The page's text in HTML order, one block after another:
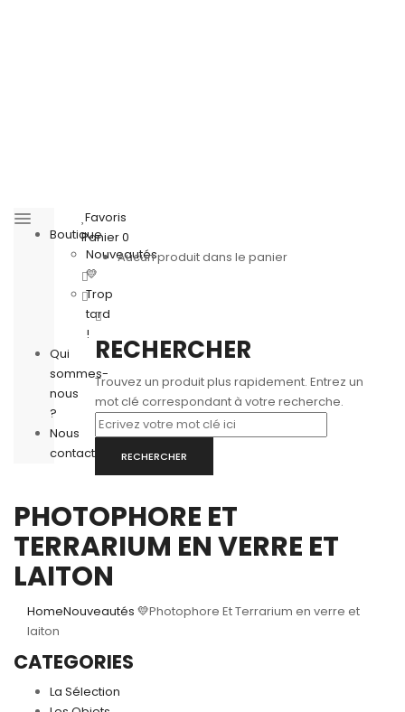
Boutique
Nouveautés
💛
Trop
tard
!
Qui
sommes-
nous
?
Nous
contacter
Favoris
Panier0
Aucun produit dans le panier
RECHERCHER
Trouvez un produit plus rapidement. Entrez un
mot clé correspondant à votre recherche.
RECHERCHER
PHOTOPHORE ET
TERRARIUM EN VERRE ET
LAITON
HomeNouveautés 💛Photophore Et Terrarium en verre et
laiton
CATEGORIES
La Sélection